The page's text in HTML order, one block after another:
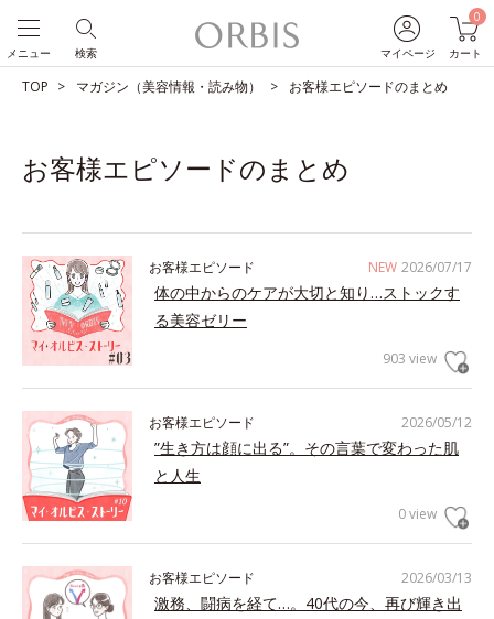
マイページ
0
カート
検索
メニュー
TOP マガジン（美容情報・読み物） お客様エピソードのまとめ
お客様エピソードのまとめ
NEW 2026/07/17
お客様エピソード
体の中からのケアが大切と知り…ストックす
る美容ゼリー
903 view
2026/05/12
お客様エピソード
”生き方は顔に出る”。その言葉で変わった肌
と人生
0 view
2026/03/13
お客様エピソード
激務、闘病を経て…。40代の今、再び輝き出